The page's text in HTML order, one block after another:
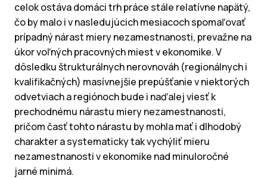
celok ostáva domáci trh práce stále relatívne napätý,
čo by malo i v nasledujúcich mesiacoch spomaľovať
prípadný nárast miery nezamestnanosti, prevažne na
úkor voľných pracovných miest v ekonomike. V
dôsledku štrukturálnych nerovnováh (regionálnych i
kvalifikačných) masívnejšie prepúšťanie v niektorých
odvetviach a regiónoch bude i naďalej viesť k
prechodnému nárastu miery nezamestnanosti,
pričom časť tohto nárastu by mohla mať i dlhodobý
charakter a systematicky tak vychýliť mieru
nezamestnanosti v ekonomike nad minuloročné
jarné minimá.